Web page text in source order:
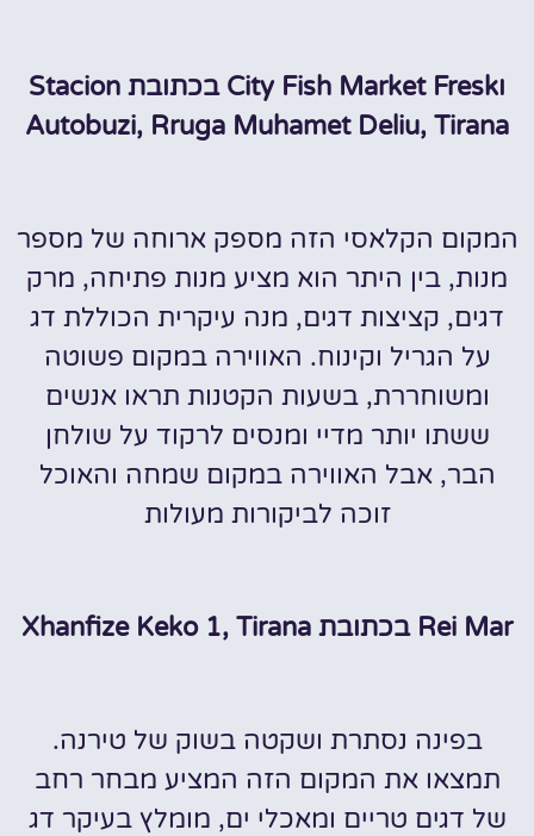
וCity Fish Market Fresk בכתובת Stacion
Autobuzi, Rruga Muhamet Deliu, Tirana
המקום הקלאסי הזה מספק ארוחה של מספר
מנות, בין היתר הוא מציע מנות פתיחה, מרק
דגים, קציצות דגים, מנה עיקרית הכוללת דג
על הגריל וקינוח. האווירה במקום פשוטה
ומשוחררת, בשעות הקטנות תראו אנשים
ששתו יותר מדיי ומנסים לרקוד על שולחן
הבר, אבל האווירה במקום שמחה והאוכל
זוכה לביקורות מעולות
Rei Mar בכתובת Xhanfize Keko 1, Tirana
בפינה נסתרת ושקטה בשוק של טירנה.
תמצאו את המקום הזה המציע מבחר רחב
של דגים טריים ומאכלי ים, מומלץ בעיקר דג